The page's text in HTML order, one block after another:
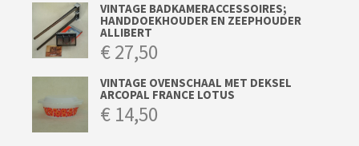
VINTAGE BADKAMERACCESSOIRES;
HANDDOEKHOUDER EN ZEEPHOUDER
ALLIBERT
€27,50
VINTAGE OVENSCHAAL MET DEKSEL
ARCOPAL FRANCE LOTUS
€ 14,50